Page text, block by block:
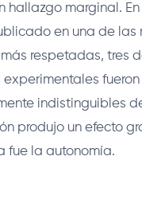
hallazgo marginal.
en una de las
respetadas, tres
fueron
indistinguibles
produjo un efecto
fue la autonomía.